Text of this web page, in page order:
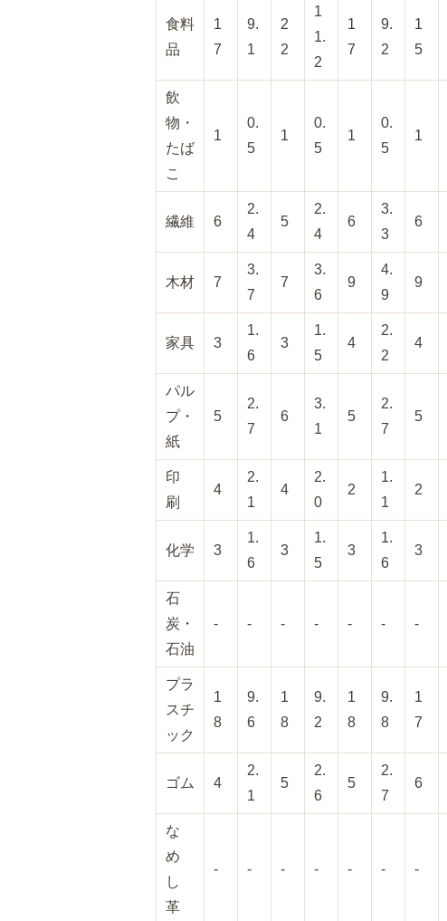
食料
品
1
7
9.
1
2
2
1
1.
2
1
7
9.
2
1
5
飲
物・
たば
こ
1
0.
5
1
0.
5
1
0.
5
1
繊維 6
2.
4
5
2.
4
6
3.
3
6
木材 7
3.
7
7
3.
6
9
4.
9
9
家具 3
1.
6
3
1.
5
4
2.
2
4
パル
プ・
紙
5
2.
7
6
3.
1
5
2.
7
5
印
刷
4
2.
1
4
2.
0
2
1.
1
2
化学 3
1.
6
3
1.
5
3
1.
6
3
石
炭・
石油
- - - - - - -
プラ
スチ
ック
1
8
9.
6
1
8
9.
2
1
8
9.
8
1
7
ゴム 4
2.
1
5
2.
6
5
2.
7
6
な
め
し
革
- - - - - - -